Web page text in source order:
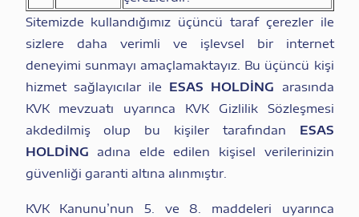
Sitemizde kullandığımız üçüncü taraf çerezler ile
sizlere daha verimli ve işlevsel bir internet
deneyimi sunmayı amaçlamaktayız. Bu üçüncü kişi
hizmet sağlayıcılar ile ESAS HOLDİNG arasında
KVK mevzuatı uyarınca KVK Gizlilik Sözleşmesi
akdedilmiş olup bu kişiler tarafından ESAS
HOLDİNG adına elde edilen kişisel verilerinizin
güvenliği garanti altına alınmıştır.
KVK Kanunu’nun 5. ve 8. maddeleri uyarınca